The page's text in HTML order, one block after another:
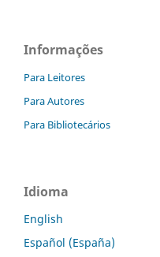
Informações
Para Leitores
Para Autores
Para Bibliotecários
Idioma
English
Español (España)